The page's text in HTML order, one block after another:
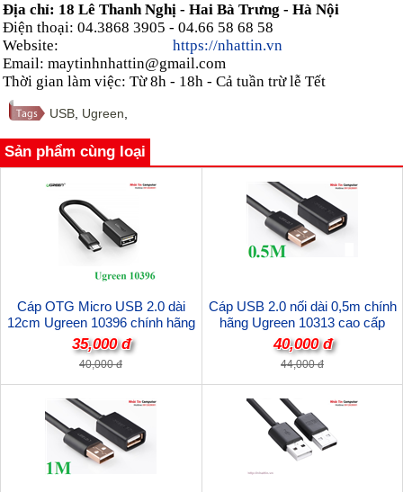
Địa chỉ: 18 Lê Thanh Nghị - Hai Bà Trưng - Hà Nội
Điện thoại: 04.3868 3905 - 04.66 58 68 58
Website: https://nhattin.vn
Email: maytinhnhattin@gmail.com
Thời gian làm việc: Từ 8h - 18h - Cả tuần trừ lễ Tết
USB Ugreen
Sản phẩm cùng loại
Cáp OTG Micro USB 2.0 dài
12cm Ugreen 10396 chính hãng
35,000 đ
40,000 đ
Cáp USB 2.0 nối dài 0,5m chính
hãng Ugreen 10313 cao cấp
40,000 đ
44,000 đ